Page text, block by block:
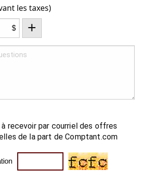
les taxes)
$ +
recevoir par courriel des offres
de la part de Comptant.com